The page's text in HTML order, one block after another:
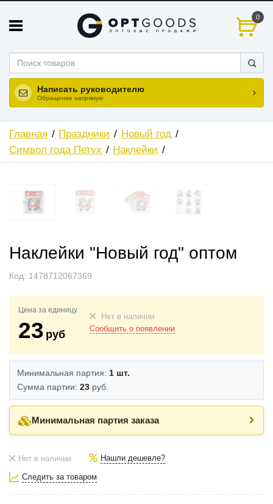
0
Написать руководителю
Обращение напрямую
Главная Праздники
Новый год
Символ года Петух
Наклейки
ХИТ
Наклейки "Новый год" оптом
Код: 1478712067369
Цена за единицу
23 руб
Нет в наличии
Сообщить о появлении
Минимальная партия: 1 шт.
Сумма партии: 23 руб.
Минимальная партия заказа
Нет в наличии Нашли дешевле?
Следить за товаром